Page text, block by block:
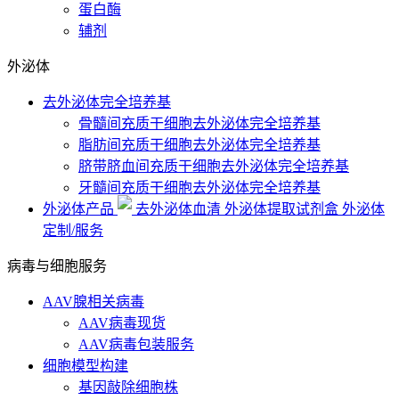
蛋白酶
辅剂
外泌体
去外泌体完全培养基
骨髓间充质干细胞去外泌体完全培养基
脂肪间充质干细胞去外泌体完全培养基
脐带脐血间充质干细胞去外泌体完全培养基
牙髓间充质干细胞去外泌体完全培养基
外泌体产品
去外泌体血清 外泌体提取试剂盒 外泌体
定制/服务
病毒与细胞服务
AAV腺相关病毒
AAV病毒现货
AAV病毒包装服务
细胞模型构建
基因敲除细胞株